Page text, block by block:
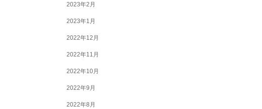
2023年2月
2023年1月
2022年12月
2022年11月
2022年10月
2022年9月
2022年8月